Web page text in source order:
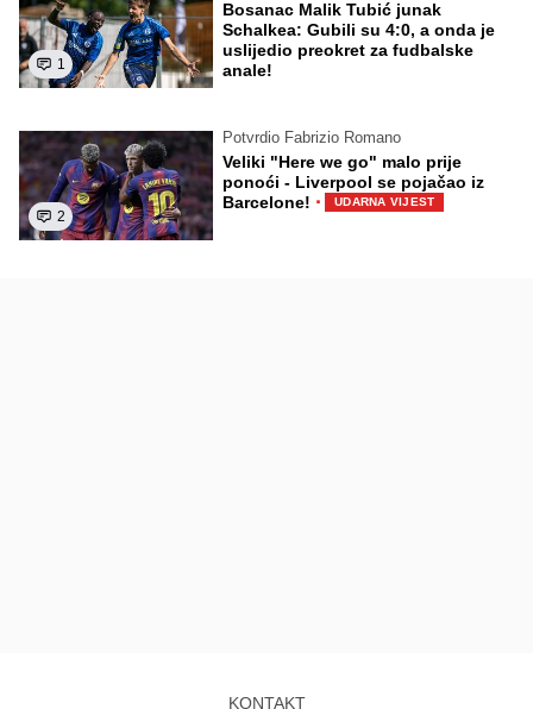
1
Bosanac Malik Tubić junak
Schalkea: Gubili su 4:0, a onda je
uslijedio preokret za fudbalske
anale!
2
Potvrdio Fabrizio Romano
Veliki "Here we go" malo prije
ponoći - Liverpool se pojačao iz
Barcelone! · UDARNA VIJEST
KONTAKT